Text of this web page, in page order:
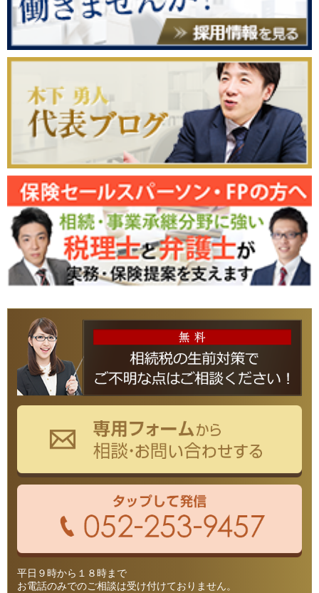
平日９時から１８時まで
お電話のみでのご相談は受け付けておりません。